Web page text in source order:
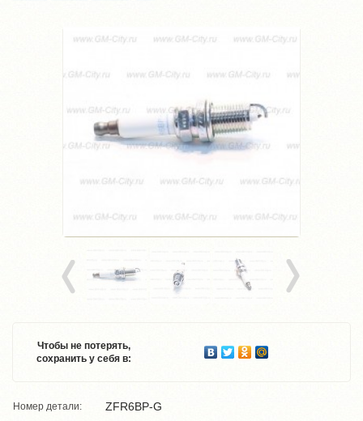
Чтобы не потерять,
сохранить у себя в:
Номер детали: ZFR6BP-G